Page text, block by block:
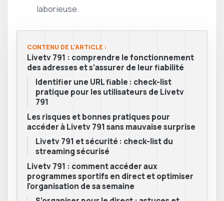
laborieuse.
CONTENU DE L'ARTICLE :
Livetv 791 : comprendre le fonctionnement
des adresses et s’assurer de leur fiabilité
Identifier une URL fiable : check-list
pratique pour les utilisateurs de Livetv
791
Les risques et bonnes pratiques pour
accéder à Livetv 791 sans mauvaise surprise
Livetv 791 et sécurité : check-list du
streaming sécurisé
Livetv 791 : comment accéder aux
programmes sportifs en direct et optimiser
l’organisation de sa semaine